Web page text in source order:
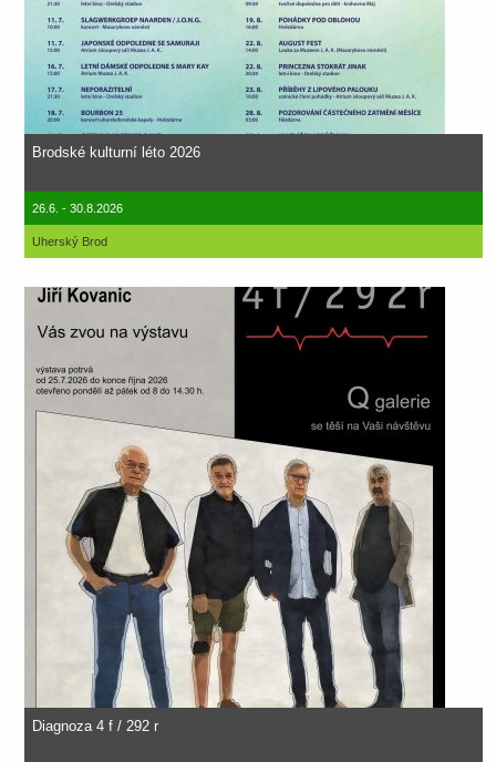
Brodské kulturní léto 2026
26.6. - 30.8.2026
Uherský Brod
Diagnoza 4 f / 292 r